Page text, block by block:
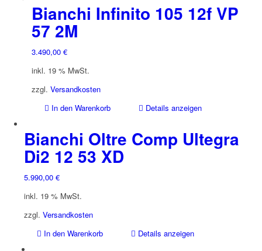
Bianchi Infinito 105 12f VP
57 2M
3.490,00 €
inkl. 19 % MwSt.
zzgl. Versandkosten
In den Warenkorb
Details anzeigen
Bianchi Oltre Comp Ultegra
Di2 12 53 XD
5.990,00 €
inkl. 19 % MwSt.
zzgl. Versandkosten
In den Warenkorb
Details anzeigen